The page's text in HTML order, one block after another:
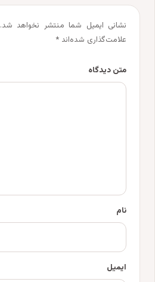
نشانی ایمیل شما منتشر نخواهد شد.
علامت‌گذاری شده‌اند *
متن دیدگاه
نام
ایمیل